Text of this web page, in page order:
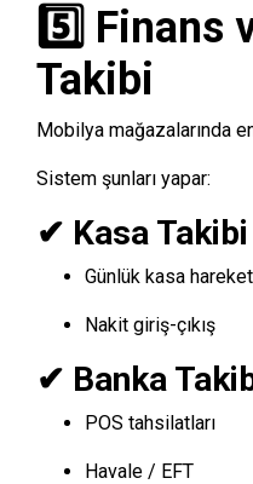
5️⃣ Finans
Takibi
Mobilya mağazalarında
Sistem şunları yapar:
✔ Kasa Takibi
Günlük kasa
Nakit giriş-çıkış
✔ Banka
POS tahsilatları
Havale / EFT